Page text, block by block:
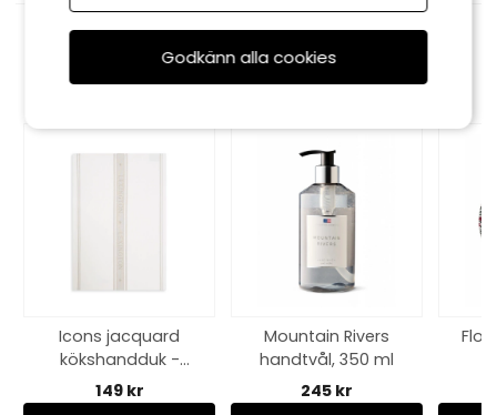
Rekommenderade tillbehör
Icons jacquard
kökshandduk -
white/beige
149 kr
Mountain Rivers
handtvål, 350 ml
245 kr
Godkänn alla cookies